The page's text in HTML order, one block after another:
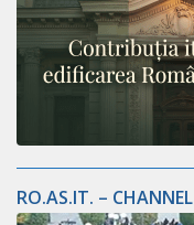
RO.AS.IT. – CHANNEL